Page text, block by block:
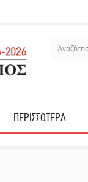
ΠΕΡΙΣΣΟΤΕΡΑ